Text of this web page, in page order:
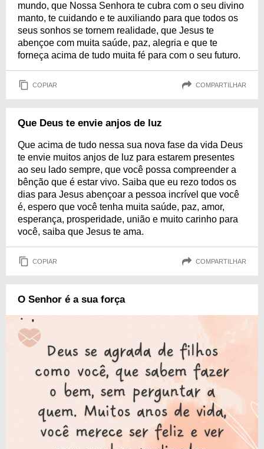
mundo, que Nossa Senhora te cubra com o seu divino
manto, te cuidando e te auxiliando para que todos os
seus sonhos se tornem realidade, que Jesus te
abençoe com muita saúde, paz, alegria e que te
forneça acima de tudo muita fé para com o seu futuro.
COPIAR COMPARTILHAR
Que Deus te envie anjos de luz
Que acima de tudo nessa sua nova fase da vida Deus
te envie muitos anjos de luz para estarem presentes
ao seu lado sempre, que você possa compreender a
bênção que é estar vivo. Saiba que eu rezo todos os
dias para Jesus abençoar a pessoa incrível que você
é, espero que você tenha muita saúde, paz, amor,
esperança, prosperidade, união e muito carinho para
você, saiba que Jesus te ama.
COPIAR COMPARTILHAR
O Senhor é a sua força